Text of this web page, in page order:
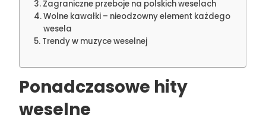
Zagraniczne przeboje na polskich weselach
Wolne kawałki – nieodzowny element każdego
wesela
Trendy w muzyce weselnej
Ponadczasowe hity
weselne